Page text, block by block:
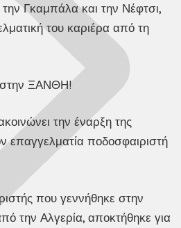
Γκαμπάλα και την Νέφτσι,
του καριέρα από τη
στην ΞΑΝΘΗ!
την έναρξη της
επαγγελματία ποδοσφαιριστή
που γεννήθηκε στην
την Αλγερία, αποκτήθηκε για